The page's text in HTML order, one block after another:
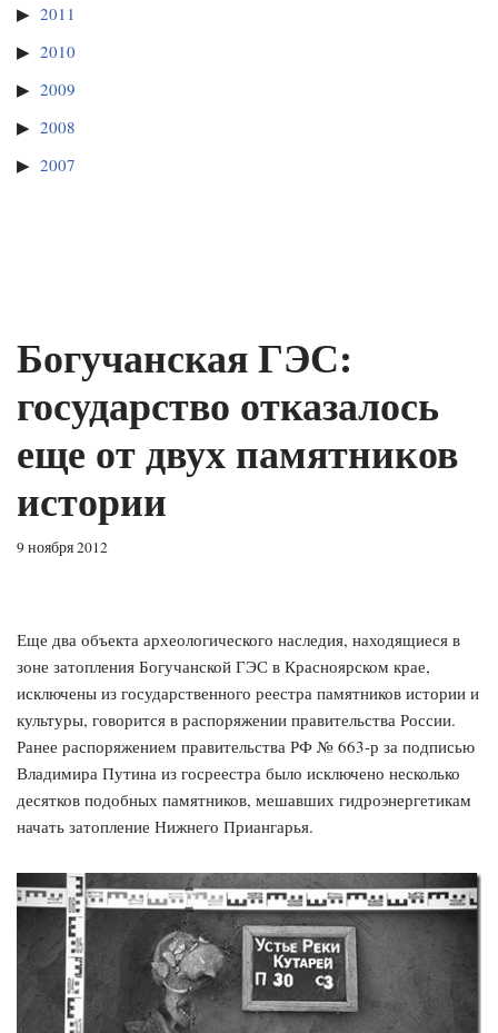
2011
2010
2009
2008
2007
Богучанская ГЭС:
государство отказалось
еще от двух памятников
истории
9 ноября 2012
Еще два объекта археологического наследия, находящиеся в
зоне затопления Богучанской ГЭС в Красноярском крае,
исключены из государственного реестра памятников истории и
культуры, говорится в распоряжении правительства России.
Ранее распоряжением правительства РФ № 663-р за подписью
Владимира Путина из госреестра было исключено несколько
десятков подобных памятников, мешавших гидроэнергетикам
начать затопление Нижнего Приангарья.